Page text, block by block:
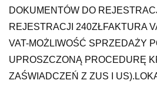
DOKUMENTÓW DO
REJESTRACJI 240ZŁFAKTURA
VAT-MOŻLIWOŚĆ SPRZEDAŻY
UPROSZCZONĄ PROCEDURĘ
ZAŚWIADCZEŃ Z ZUS I